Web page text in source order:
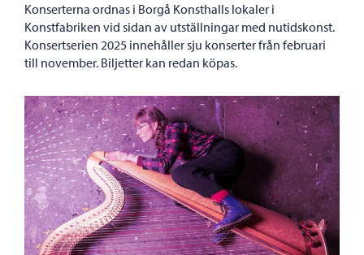
Konserterna ordnas i Borgå Konsthalls lokaler i
Konstfabriken vid sidan av utställningar med nutidskonst.
Konsertserien 2025 innehåller sju konserter från februari
till november. Biljetter kan redan köpas.